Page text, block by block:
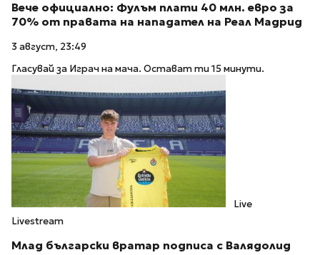
Вече официално: Фулъм плати 40 млн. евро за
70% от правата на нападател на Реал Мадрид
3 август, 23:49
Гласувай за Играч на мача. Остават ти 15 минути.
Live
Livestream
Млад български вратар подписа с Валядолид